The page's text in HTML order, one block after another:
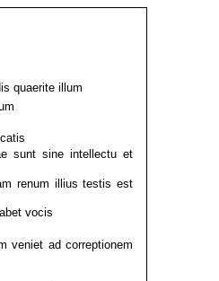
quaerite illum
sunt sine intellectu et
renum illius testis est
vocis
veniet ad correptionem